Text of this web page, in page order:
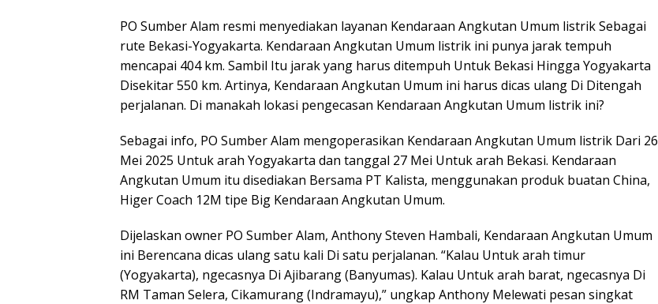
PO Sumber Alam resmi menyediakan layanan Kendaraan Angkutan Umum listrik Sebagai
rute Bekasi-Yogyakarta. Kendaraan Angkutan Umum listrik ini punya jarak tempuh
mencapai 404 km. Sambil Itu jarak yang harus ditempuh Untuk Bekasi Hingga Yogyakarta
Disekitar 550 km. Artinya, Kendaraan Angkutan Umum ini harus dicas ulang Di Ditengah
perjalanan. Di manakah lokasi pengecasan Kendaraan Angkutan Umum listrik ini?
Sebagai info, PO Sumber Alam mengoperasikan Kendaraan Angkutan Umum listrik Dari 26
Mei 2025 Untuk arah Yogyakarta dan tanggal 27 Mei Untuk arah Bekasi. Kendaraan
Angkutan Umum itu disediakan Bersama PT Kalista, menggunakan produk buatan China,
Higer Coach 12M tipe Big Kendaraan Angkutan Umum.
Dijelaskan owner PO Sumber Alam, Anthony Steven Hambali, Kendaraan Angkutan Umum
ini Berencana dicas ulang satu kali Di satu perjalanan. “Kalau Untuk arah timur
(Yogyakarta), ngecasnya Di Ajibarang (Banyumas). Kalau Untuk arah barat, ngecasnya Di
RM Taman Selera, Cikamurang (Indramayu),” ungkap Anthony Melewati pesan singkat